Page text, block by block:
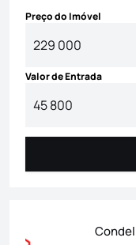
Preço do Imóvel
Valor de Entrada